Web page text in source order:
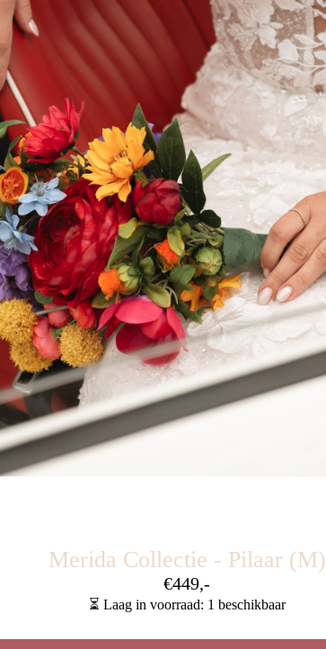
Merida Collectie - Pilaar (M)
€449,-
⏳ Laag in voorraad: 1 beschikbaar